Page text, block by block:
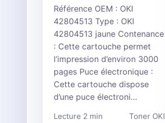
Référence OEM : OKI
42804513 Type : OKI
42804513 jaune Contenance
: Cette cartouche permet
l’impression d’environ 3000
pages Puce électronique :
Cette cartouche dispose
d’une puce électroni…
Lecture 2 min Toner OKI